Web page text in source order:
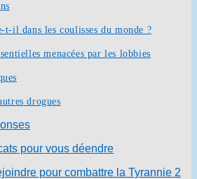
t-il dans les coulisses du monde ?
menacées par les lobbies
drogues
pour vous déendre
pour combattre la Tyrannie 2